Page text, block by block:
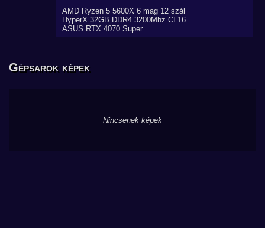
AMD Ryzen 5 5600X 6 mag 12 szál
HyperX 32GB DDR4 3200Mhz CL16
ASUS RTX 4070 Super
Gépsarok képek
Nincsenek képek